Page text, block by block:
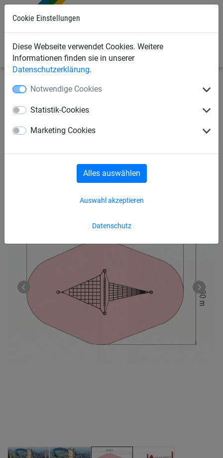
Cookie Einstellungen
Diese Webseite verwendet Cookies. Weitere
Informationen finden sie in unserer
Datenschutzerklärung.
Notwendige Cookies
Statistik-Cookies
Marketing Cookies
Datenschutz
Auswahl akzeptieren
Alles auswählen
Seilspielgeräte Adlerhorst®-Reihe
Adlerhorst® „Bühl“